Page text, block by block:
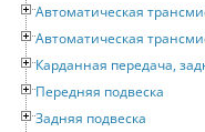
Автоматическая
Автоматическая
Карданная передача,
Передняя подвеска
Задняя подвеска